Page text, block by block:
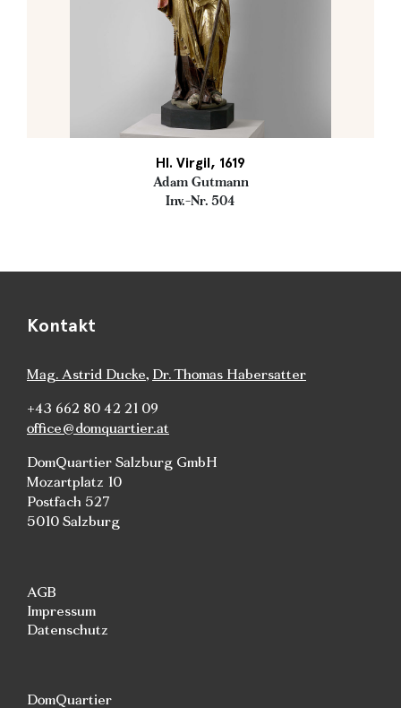
Hl. Virgil, 1619
Adam Gutmann
Inv.-Nr. 504
Kontakt
Mag. Astrid Ducke, Dr. Thomas Habersatter
+43 662 80 42 21 09
office@domquartier.at
DomQuartier Salzburg GmbH
Mozartplatz 10
Postfach 527
5010 Salzburg
AGB
Impressum
Datenschutz
DomQuartier